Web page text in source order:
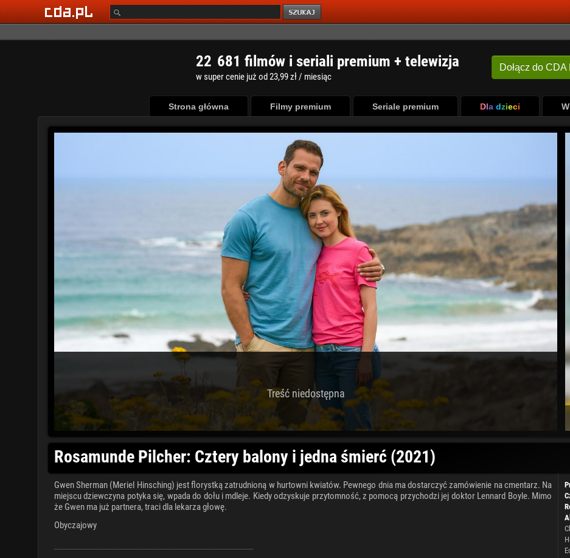
Dołącz do CDA
22 681 filmów i seriali premium + telewizja
w super cenie już od 23,99 zł / miesiąc
Strona główna Filmy premium Seriale premium Dla dzieci
Treść niedostępna
Rosamunde Pilcher: Cztery balony i jedna śmierć (2021)
Gwen Sherman (Meriel Hinsching) jest florystką zatrudnioną w hurtowni kwiatów. Pewnego dnia ma dostarczyć zamówienie na cmentarz. Na
miejscu dziewczyna potyka się, wpada do dołu i mdleje. Kiedy odzyskuje przytomność, z pomocą przychodzi jej doktor Lennard Boyle. Mimo
że Gwen ma już partnera, traci dla lekarza głowę.
Obyczajowy